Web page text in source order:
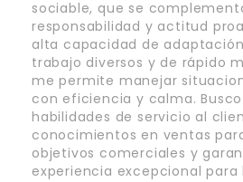
sociable, que se
responsabilidad y actitud
alta capacidad de
trabajo diversos y de rápido
me permite manejar
con eficiencia y calma.
habilidades de servicio al
conocimientos en ventas
objetivos comerciales y
experiencia excepcional para